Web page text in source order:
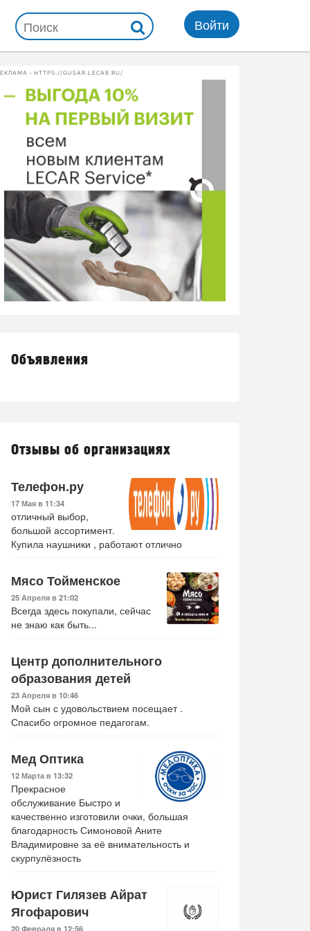
Войти
• HTTPS://GUSAR.LECAR.RU/
Объявления
Отзывы об организациях
Телефон.ру
17 Мая в 11:34
отличный выбор,
большой ассортимент.
Купила наушники , работают отлично
Мясо Тойменское
25 Апреля в 21:02
Всегда здесь покупали, сейчас
не знаю как быть...
Центр дополнительного
образования детей
23 Апреля в 10:46
Мой сын с удовольствием посещает .
Спасибо огромное педагогам.
Мед Оптика
12 Марта в 13:32
Прекрасное
обслуживание Быстро и
качественно изготовили очки, большая
благодарность Симоновой Аните
Владимировне за её внимательность и
скурпулёзность
Юрист Гилязев Айрат
Ягофарович
20 Февраля в 12:56